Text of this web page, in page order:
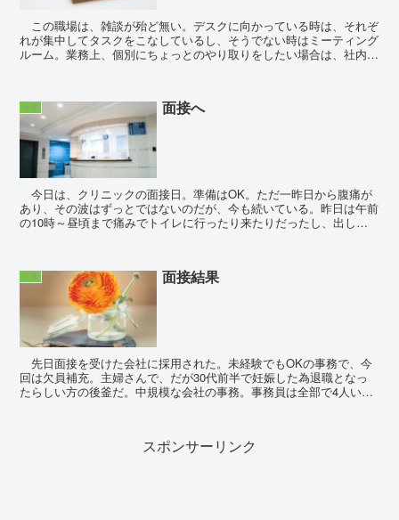
この職場は、雑談が殆ど無い。デスクに向かっている時は、それぞ
れが集中してタスクをこなしているし、そうでない時はミーティング
ルーム。業務上、個別にちょっとのやり取りをしたい場合は、社内ツ
仕事 面接へ
今日は、クリニックの面接日。準備はOK。ただ一昨日から腹痛が
あり、その波はずっとではないのだが、今も続いている。昨日は午前
の10時～昼頃まで痛みでトイレに行ったり来たりだったし、出して
仕事 面接結果
先日面接を受けた会社に採用された。未経験でもOKの事務で、今
回は欠員補充。主婦さんで、だが30代前半で妊娠した為退職となっ
たらしい方の後釜だ。中規模な会社の事務。事務員は全部で4人いる
スポンサーリンク